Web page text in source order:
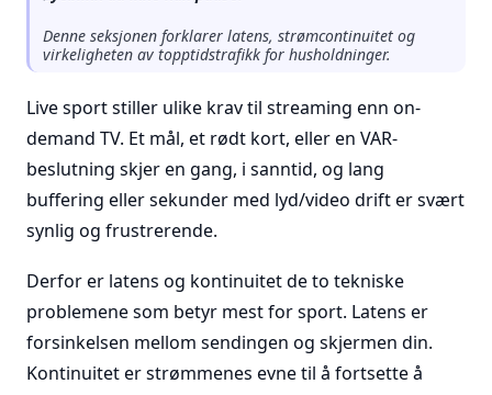
Denne seksjonen forklarer latens, strømcontinuitet og
virkeligheten av topptidstrafikk for husholdninger.
Live sport stiller ulike krav til streaming enn on-
demand TV. Et mål, et rødt kort, eller en VAR-
beslutning skjer en gang, i sanntid, og lang
buffering eller sekunder med lyd/video drift er svært
synlig og frustrerende.
Derfor er latens og kontinuitet de to tekniske
problemene som betyr mest for sport. Latens er
forsinkelsen mellom sendingen og skjermen din.
Kontinuitet er strømmenes evne til å fortsette å